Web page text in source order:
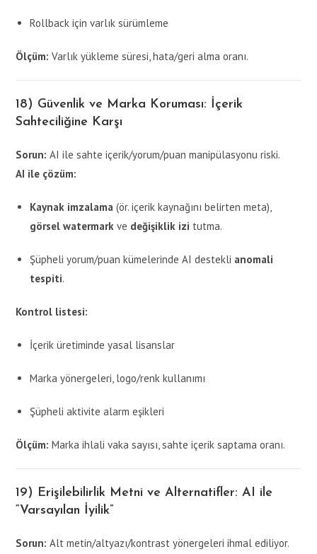
Rollback için varlık sürümleme
Ölçüm: Varlık yükleme süresi, hata/geri alma oranı.
18) Güvenlik ve Marka Koruması: İçerik
Sahteciliğine Karşı
Sorun: AI ile sahte içerik/yorum/puan manipülasyonu riski.
AI ile çözüm:
Kaynak imzalama (ör. içerik kaynağını belirten meta),
görsel watermark ve değişiklik izi tutma.
Şüpheli yorum/puan kümelerinde AI destekli anomali
tespiti.
Kontrol listesi:
İçerik üretiminde yasal lisanslar
Marka yönergeleri, logo/renk kullanımı
Şüpheli aktivite alarm eşikleri
Ölçüm: Marka ihlali vaka sayısı, sahte içerik saptama oranı.
19) Erişilebilirlik Metni ve Alternatifler: AI ile
“Varsayılan İyilik”
Sorun: Alt metin/altyazı/kontrast yönergeleri ihmal ediliyor.